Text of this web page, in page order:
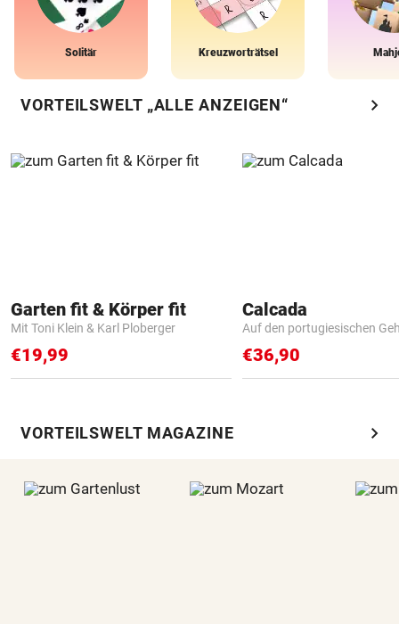
Solitär Kreuzworträtsel
VORTEILSWELT „ALLE ANZEIGEN“ chevron_right
Garten fit & Körper fit
Mit Toni Klein & Karl Ploberger
€19,99
Calcada
Auf den portugiesischen
€36,90
VORTEILSWELT MAGAZINE chevron_right